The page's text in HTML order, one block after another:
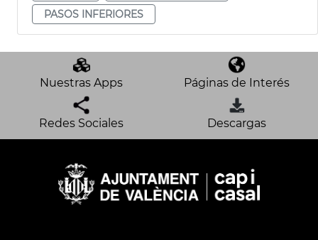
PASOS INFERIORES
Nuestras Apps Páginas de Interés
Redes Sociales Descargas